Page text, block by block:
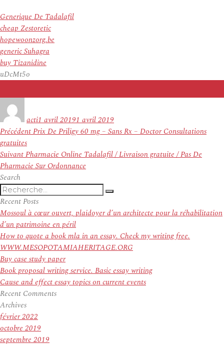
Generique De Tadalafil
cheap Zestoretic
hopewoonzorg.be
generic Suhagra
buy Tizanidine
uDcMt5o
actile
1 avril 20191 avril 2019
Navigation
de
l’article
PrécédentArticle
Prix De Priligy 60 mg – Sans Rx – Doctor Consultations
gratuites
SuivantArticle
suivant :
Pharmacie Online Tadalafil / Livraison gratuite / Pas De
Pharmacie Sur Ordonnance
Search
Recherche
pour
:
Recherche
Recent Posts
Mossoul à cœur ouvert, plaidoyer d’un architecte pour la réhabilitation
d’un patrimoine en péril
How to quote a book mla in an essay. Check my writing free.
WWW.MESOPOTAMIAHERITAGE.ORG
Buy case study paper
Book proposal writing service. Basic essay writing
Cause and effect essay topics on current events
Recent Comments
Archives
février 2022
octobre 2019
septembre 2019